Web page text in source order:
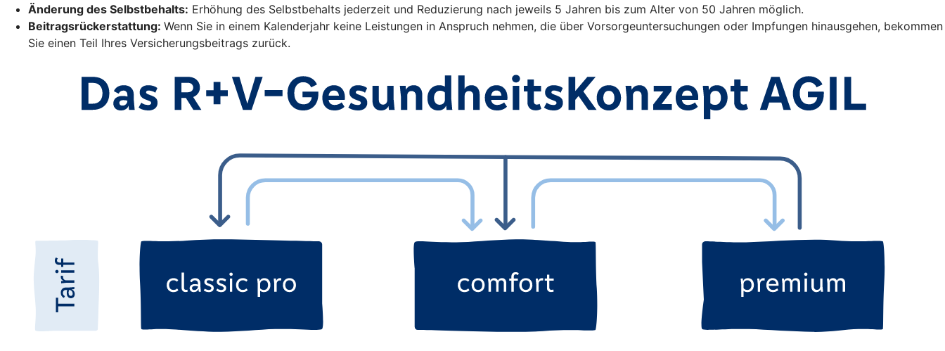
Änderung des Selbstbehalts: Erhöhung des Selbstbehalts jederzeit und Reduzierung nach jeweils 5 Jahren bis zum Alter von 50 Jahren möglich.
Beitragsrückerstattung: Wenn Sie in einem Kalenderjahr keine Leistungen in Anspruch nehmen, die über Vorsorgeuntersuchungen oder Impfungen hinausgehen, bekommen
Sie einen Teil Ihres Versicherungsbeitrags zurück.